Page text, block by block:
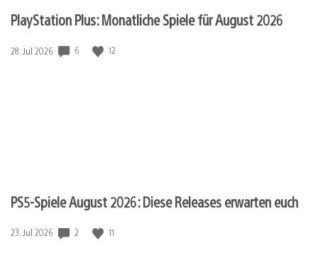
PlayStation Plus: Monatliche Spiele für August 2026
Veröffentlichungsdatum:
28. Jul 2026 6 12
PS5-Spiele August 2026: Diese Releases erwarten euch
Veröffentlichungsdatum:
23. Jul 2026 2 11